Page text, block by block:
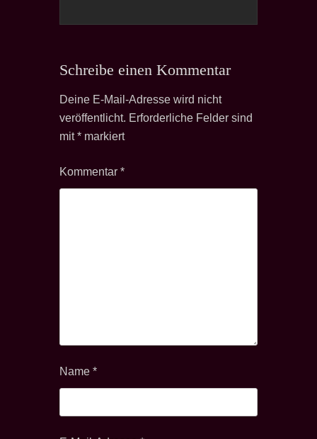
Schreibe einen Kommentar
Deine E-Mail-Adresse wird nicht
veröffentlicht. Erforderliche Felder sind
mit* markiert
Kommentar *
Name *